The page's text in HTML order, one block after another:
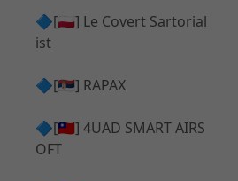
MDR-X 🔄 原廠 ⧸ 零件
TAC-41 🔄 原廠 ⧸ 零件
Lambda 05 AEG 精密內管
08 精密內管
Action Army AAP01 升級
套件
HOP膠皮 ⧸ 下壓塊
件
🔷[🇵🇱] Le Covert Sartorial
ist
🔷[🇷🇸] RAPAX
🔷[🇹🇼] 4UAD SMART AIRS
OFT